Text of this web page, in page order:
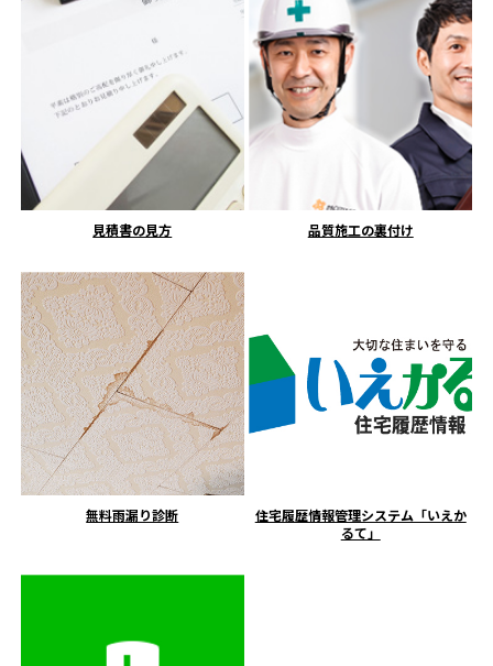
見積書の見方 品質施工の裏付け
無料雨漏り診断
住宅履歴情報管理システム「いえか
るて」